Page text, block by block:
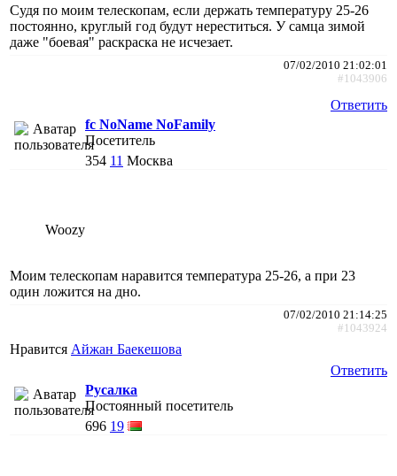
Судя по моим телескопам, если держать температуру 25-26
постоянно, круглый год будут нереститься. У самца зимой
даже "боевая" раскраска не исчезает.
07/02/2010 21:02:01
#1043906
Ответить
fc NoName NoFamily
Посетитель
354 11 Москва
Woozy
Моим телескопам наравится температура 25-26, а при 23
один ложится на дно.
07/02/2010 21:14:25
#1043924
Нравится Айжан Баекешова
Ответить
Русалка
Постоянный посетитель
696 19